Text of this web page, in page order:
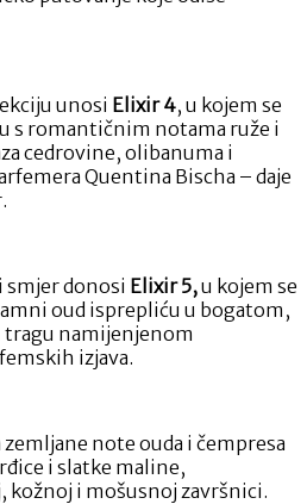
unosi Elixir 4, u kojem se
s romantičnim notama ruže i
cedrovine, olibanuma i
Quentina Bischa – daje
donosi Elixir 5,u kojem se
oud isprepliću u bogatom,
namijenjenom
izjava.
note ouda i čempresa
i slatke maline,
kožnoj i mošusnoj završnici.